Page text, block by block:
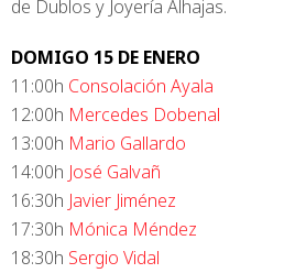
de Dublos y Joyería Alhajas.
DOMIGO 15 DE ENERO
11:00h Consolación Ayala
12:00h Mercedes Dobenal
13:00h Mario Gallardo
14:00h José Galvañ
16:30h Javier Jiménez
17:30h Mónica Méndez
18:30h Sergio Vidal